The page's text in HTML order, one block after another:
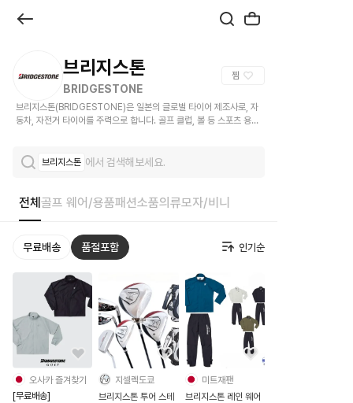
브리지스톤
BRIDGESTONE
찜
브리지스톤(BRIDGESTONE)은 일본의 글로벌 타이어 제조사로, 자
동차, 자전거 타이어를 주력으로 합니다. 골프 클럽, 볼 등 스포츠 용품
브리지스톤 에서 검색해보세요.
전체 골프 웨어/용품패션소품의류모자/비니
무료배송 품절포함
오사카 즐겨찾기
[무료배송]
지셀렉도쿄
브리지스톤 투어 스테
미트재팬
브리지스톤 레인 웨어